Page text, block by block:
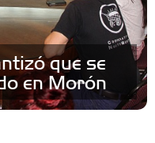
que se
en Morón